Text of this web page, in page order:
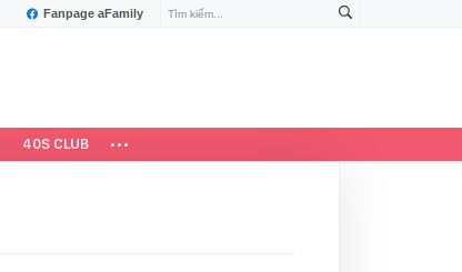
Fanpage aFamily
40S CLUB